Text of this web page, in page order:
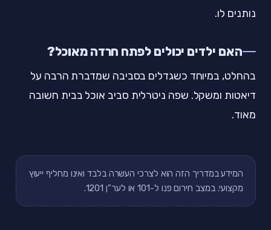
נותנים לו.
האם ילדים יכולים לפתח חרדה מאוכל?
בהחלט, במיוחד כשגדלים בסביבה שמדברת הרבה על
דיאטות ומשקל. שפה ניטרלית סביב אוכל בבית חשובה
מאוד.
המידע במדריך הזה הוא לצרכי העשרה בלבד ואינו מחליף ייעוץ
מקצועי. במצב חירום פנו ל-101 או לער"ן 1201.